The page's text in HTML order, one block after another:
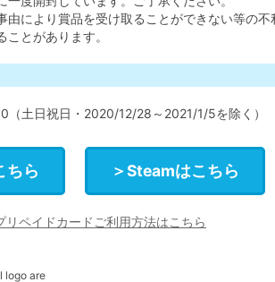
由により賞品を受け取ることができない等の
とがあります。
土日祝日・2020/12/28～2021/1/5を除く）
ちら ＞Steamはこちら
リペイドカードご利用方法はこちら
logo are